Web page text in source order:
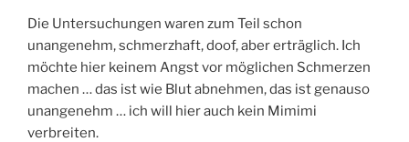
Die Untersuchungen waren zum Teil schon
unangenehm, schmerzhaft, doof, aber erträglich. Ich
möchte hier keinem Angst vor möglichen Schmerzen
machen … das ist wie Blut abnehmen, das ist genauso
unangenehm … ich will hier auch kein Mimimi
verbreiten.